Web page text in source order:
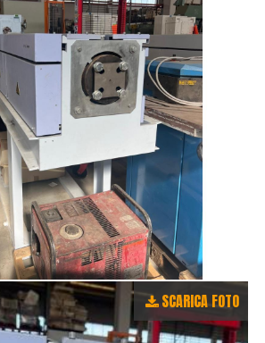
SCARICA FOTO